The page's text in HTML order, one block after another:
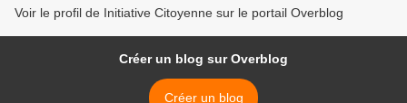
Voir le profil de Initiative Citoyenne sur le portail Overblog
Créer un blog sur Overblog
Créer un blog